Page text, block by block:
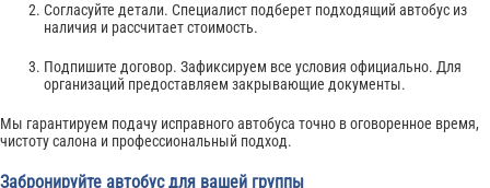
Согласуйте детали. Специалист подберет подходящий автобус из
наличия и рассчитает стоимость.
Подпишите договор. Зафиксируем все условия официально. Для
организаций предоставляем закрывающие документы.
Мы гарантируем подачу исправного автобуса точно в оговоренное время,
чистоту салона и профессиональный подход.
Забронируйте автобус для вашей группы